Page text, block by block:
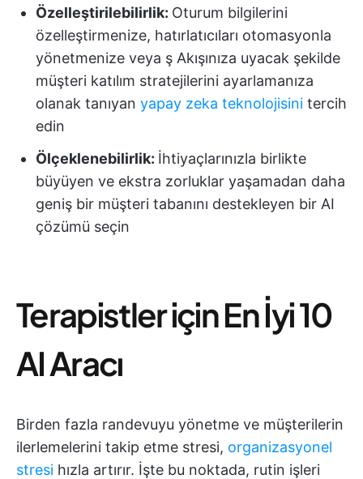
Özelleştirilebilirlik: Oturum bilgilerini
özelleştirmenize, hatırlatıcıları otomasyonla
yönetmenize veya ş Akışınıza uyacak şekilde
müşteri katılım stratejilerini ayarlamanıza
olanak tanıyan yapay zeka teknolojisini tercih
edin
Ölçeklenebilirlik: İhtiyaçlarınızla birlikte
büyüyen ve ekstra zorluklar yaşamadan daha
geniş bir müşteri tabanını destekleyen bir AI
çözümü seçin
Terapistler için En İyi 10
AI Aracı
Birden fazla randevuyu yönetme ve müşterilerin
ilerlemelerini takip etme stresi, organizasyonel
stresi hızla artırır. İşte bu noktada, rutin işleri